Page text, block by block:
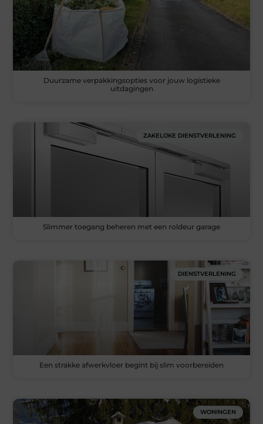
Duurzame verpakkingsopties voor jouw logistieke
uitdagingen
ZAKELIJKE DIENSTVERLENING
Slimmer toegang beheren met een roldeur garage
DIENSTVERLENING
Een strakke afwerkvloer begint bij slim voorbereiden
WONINGEN